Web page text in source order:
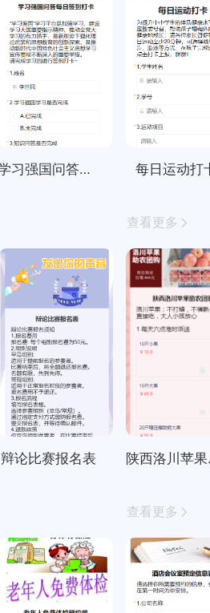
学习强国问答每日签到打卡 每日运动打
查看更多
辩论比赛报名表 陕
查看更多